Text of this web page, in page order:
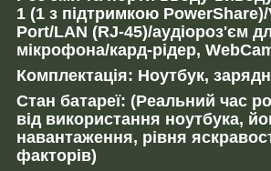
1 (1 з підтримкою
Port/LAN (RJ-45)/аудіороз'єм
мікрофона/кард-рідер,
Комплектація: Ноутбук,
Стан батареї: (Реальний час
від використання ноутбука,
навантаження, рівня
факторів)